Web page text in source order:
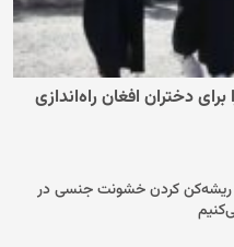
دختران افغان راه‌اندازی
ریشه‌کن کردن خشونت جنسی در